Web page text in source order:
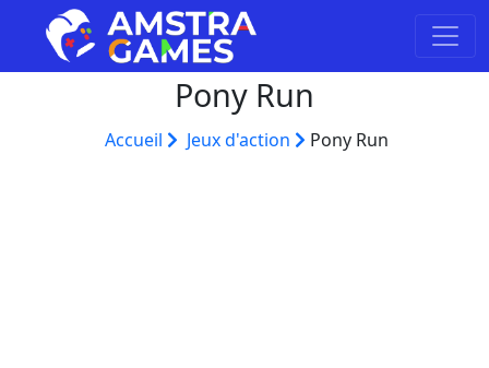
Pony Run
Accueil Jeux d'action Pony Run